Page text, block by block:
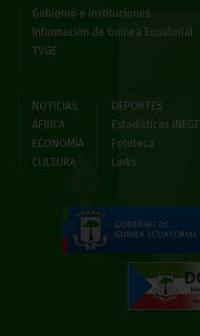
Gobierno e Instituciones
Información de Guinea Ecuatorial
TVGE
NOTICIAS
ÁFRICA
ECONOMÍA
CULTURA
DEPORTES
Estadísticas INEGE
Fototeca
Links